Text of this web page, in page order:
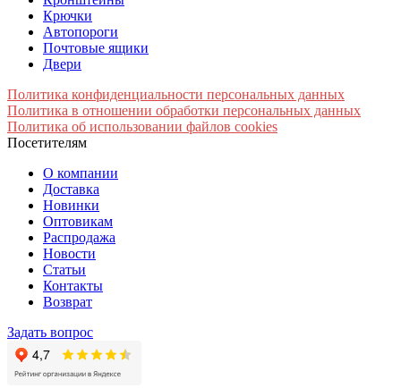
Крючки
Автопороги
Почтовые ящики
Двери
Политика конфиденциальности персональных данных
Политика в отношении обработки персональных данных
Политика об использовании файлов cookies
Посетителям
О компании
Доставка
Новинки
Оптовикам
Распродажа
Новости
Статьи
Контакты
Возврат
Задать вопрос